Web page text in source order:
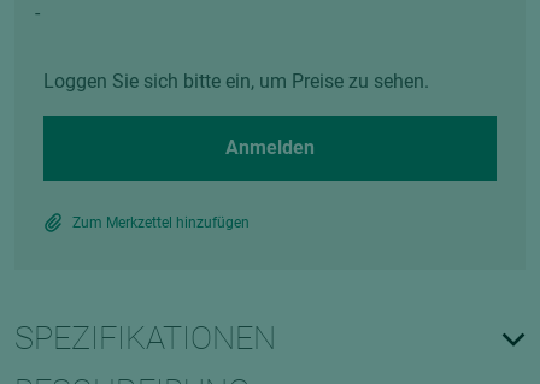
Loggen Sie sich bitte ein, um Preise zu sehen.
Anmelden
Zum Merkzettel hinzufügen
SPEZIFIKATIONEN